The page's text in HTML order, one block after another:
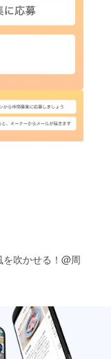
を吹かせる！@周